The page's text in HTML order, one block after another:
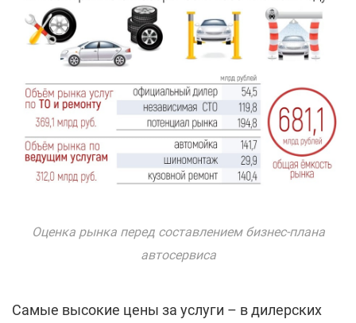
Оценка рынка перед составлением бизнес-плана
автосервиса
Самые высокие цены за услуги – в дилерских